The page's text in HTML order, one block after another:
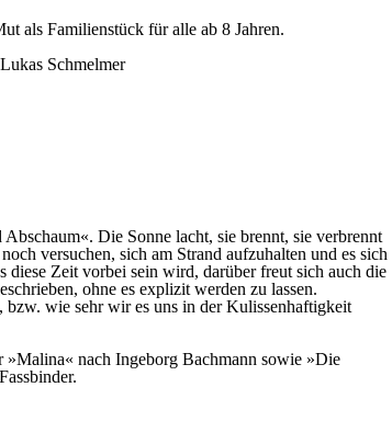
als Familienstück für alle ab 8 Jahren.
Lukas Schmelmer
Die Sonne lacht, sie brennt, sie verbrennt
versuchen, sich am Strand aufzuhalten und es sich
Zeit vorbei sein wird, darüber freut sich auch die
ohne es explizit werden zu lassen.
wie sehr wir es uns in der Kulissenhaftigkeit
nach Ingeborg Bachmann sowie »Die